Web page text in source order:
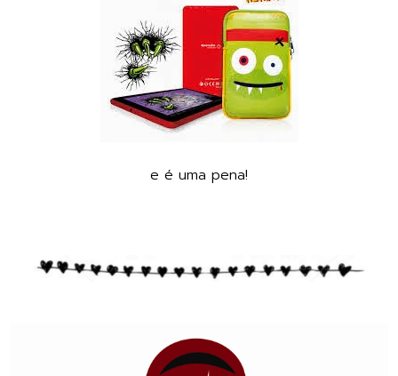
e é uma pena!